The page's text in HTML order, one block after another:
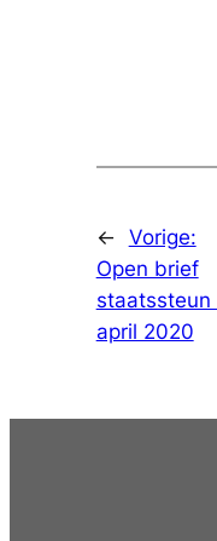
← Vorige:
Open brief
staatssteun
april 2020